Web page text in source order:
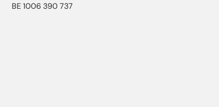
BE 1006 390 737